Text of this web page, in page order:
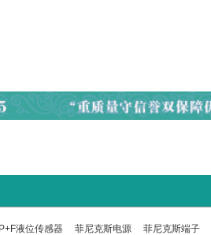
P+F液位传感器 菲尼克斯电源 菲尼克斯端子